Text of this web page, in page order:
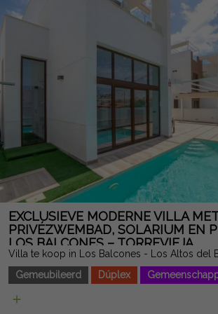
tijdens vakantie als het hele jaar door van het
het grote winstgevendheidspotentieel is dit
geweldige kans, zowel als tweede woning als
vakantie- of langetermijnverhuur. Juridische opmerking: kosten
en belastingen zijn niet inbegrepen. De
indicatief en niet juridisch bindend en kan
EXCLUSIEVE MODERNE VILLA MET
PRIVÉZWEMBAD, SOLARIUM EN
LOS BALCONES – TORREVIEJA
Villa te koop in Los Balcones - Los Altos del
Gemeubileerd
Dúplex